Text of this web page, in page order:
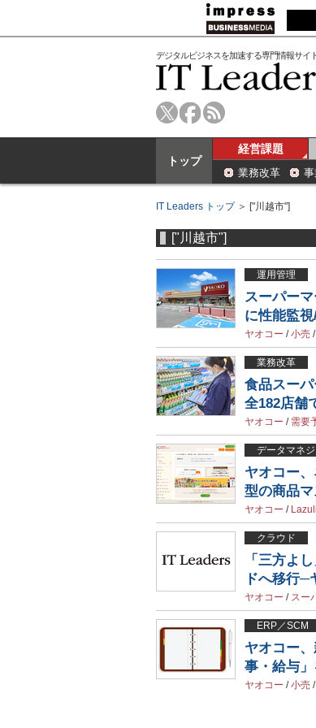
デジタルビジネスを加速する専門情報サイ
トップ
経営課題
業務改革 事
IT Leaders トップ＞ ["川越市"]
["川越市"]
運用管理
スーパー
に性能監
ヤオコー /小売 /
業務改革
食品スー
全182店舗
ヤオコー / 需要
データマネジ
ヤオコー
型の商品
ヤオコー /
クラウド
「三方よ
ドへ移行─
ヤオコー / スー
ERP／SCM
ヤオコー
事・給与」
ヤオコー /小売 /